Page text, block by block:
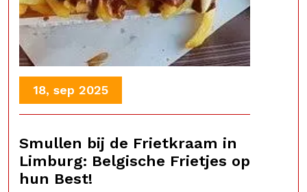
18, sep 2025
Smullen bij de Frietkraam in
Limburg: Belgische Frietjes op
hun Best!